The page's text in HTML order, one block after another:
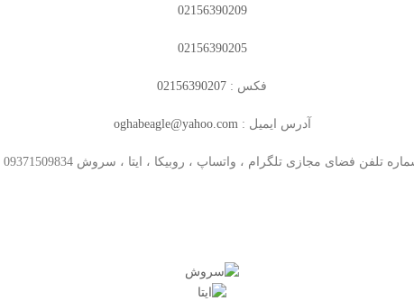
02156390209
02156390205
فکس : 02156390207
آدرس ایمیل :oghabeagle@yahoo.com
تلفن فضای مجازی تلگرام ، واتساپ ، روبیکا ، ایتا ، سروش 09371509834